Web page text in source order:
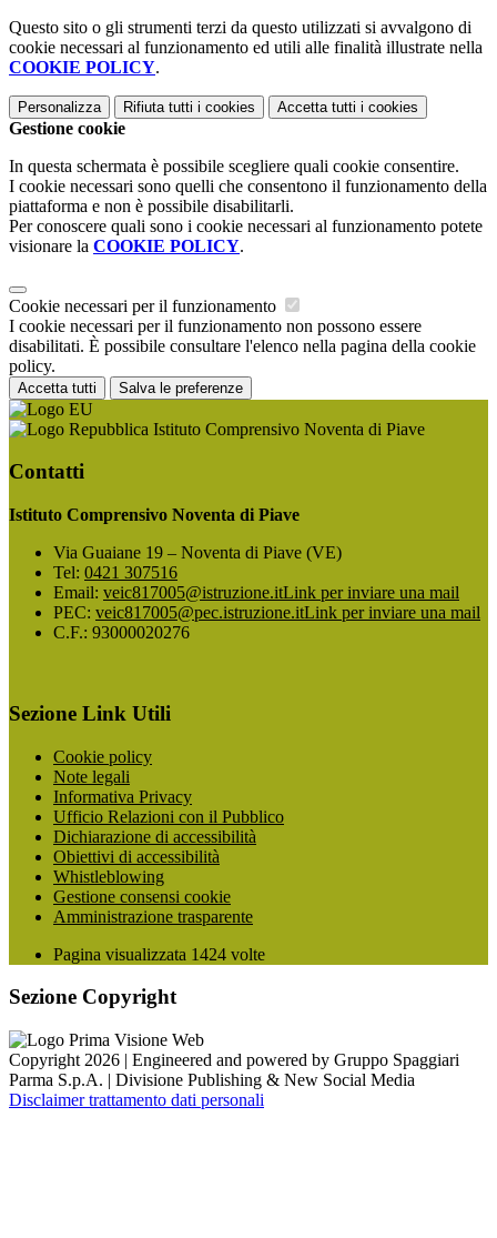
Questo sito o gli strumenti terzi da questo utilizzati si avvalgono di
cookie necessari al funzionamento ed utili alle finalità illustrate nella
COOKIE POLICY.
Personalizza Rifiuta tutti i cookies Accetta tutti i cookies
Gestione cookie
In questa schermata è possibile scegliere quali cookie consentire.
I cookie necessari sono quelli che consentono il funzionamento della
piattaforma e non è possibile disabilitarli.
Per conoscere quali sono i cookie necessari al funzionamento potete
visionare la COOKIE POLICY.
Cookie necessari per il funzionamento
I cookie necessari per il funzionamento non possono essere
disabilitati. È possibile consultare l'elenco nella pagina della cookie
policy.
Accetta tutti Salva le preferenze
Istituto Comprensivo Noventa di Piave
Contatti
Istituto Comprensivo Noventa di Piave
Via Guaiane 19 – Noventa di Piave (VE)
Tel: 0421 307516
Email: veic817005@istruzione.itLink per inviare una mail
PEC: veic817005@pec.istruzione.itLink per inviare una mail
C.F.: 93000020276
Sezione Link Utili
Cookie policy
Note legali
Informativa Privacy
Ufficio Relazioni con il Pubblico
Dichiarazione di accessibilità
Obiettivi di accessibilità
Whistleblowing
Gestione consensi cookie
Amministrazione trasparente
Pagina visualizzata 1424 volte
Sezione Copyright
Copyright 2026 | Engineered and powered by Gruppo Spaggiari
Parma S.p.A. | Divisione Publishing & New Social Media
Disclaimer trattamento dati personali